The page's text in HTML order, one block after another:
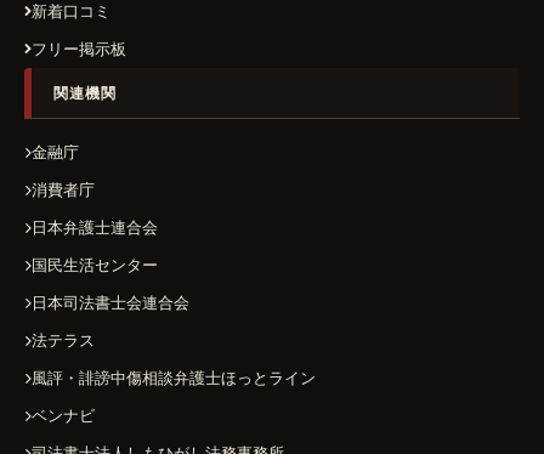
新着口コミ
フリー掲示板
関連機関
金融庁
消費者庁
日本弁護士連合会
国民生活センター
日本司法書士会連合会
法テラス
風評・誹謗中傷相談弁護士ほっとライン
ベンナビ